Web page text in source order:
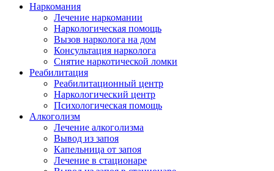
Наркомания
Лечение наркомании
Наркологическая помощь
Вызов нарколога на дом
Консультация нарколога
Снятие наркотической ломки
Реабилитация
Реабилитационный центр
Наркологический центр
Психологическая помощь
Алкоголизм
Лечение алкоголизма
Вывод из запоя
Капельница от запоя
Лечение в стационаре